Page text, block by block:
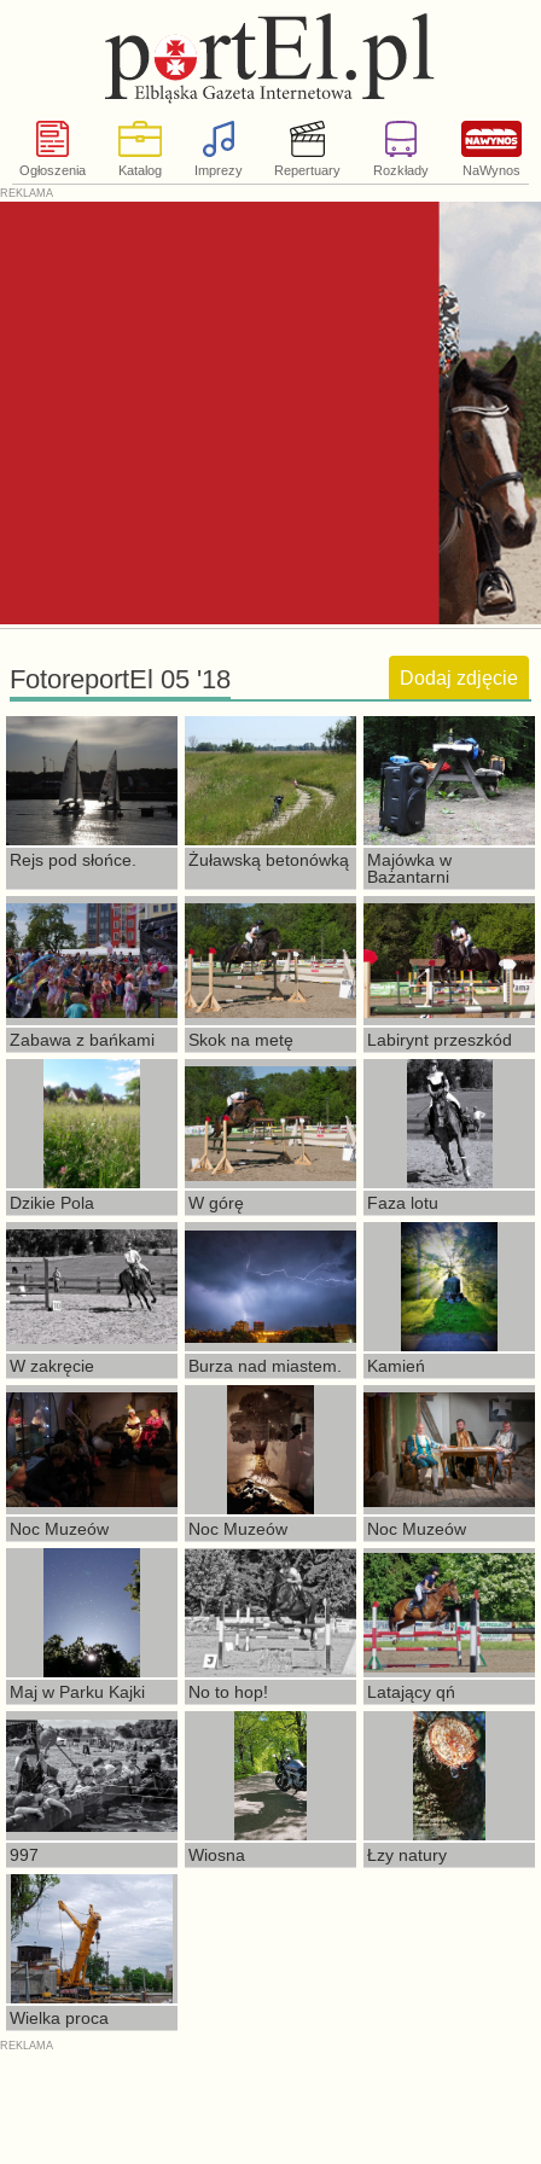
Ogłoszenia Katalog Imprezy Repertuary Rozkłady NaWynos
FotoreportEl 05 '18 Dodaj zdjęcie
Rejs pod słońce. Żuławską betonówką
Majówka w
Bażantarni
Zabawa z bańkami Skok na metę Labirynt przeszkód
Dzikie Pola W górę Faza lotu
W zakręcie Burza nad miastem. Kamień
Noc Muzeów Noc Muzeów Noc Muzeów
Maj w Parku Kajki No to hop! Latający qń
997 Wiosna Łzy natury
Wielka proca